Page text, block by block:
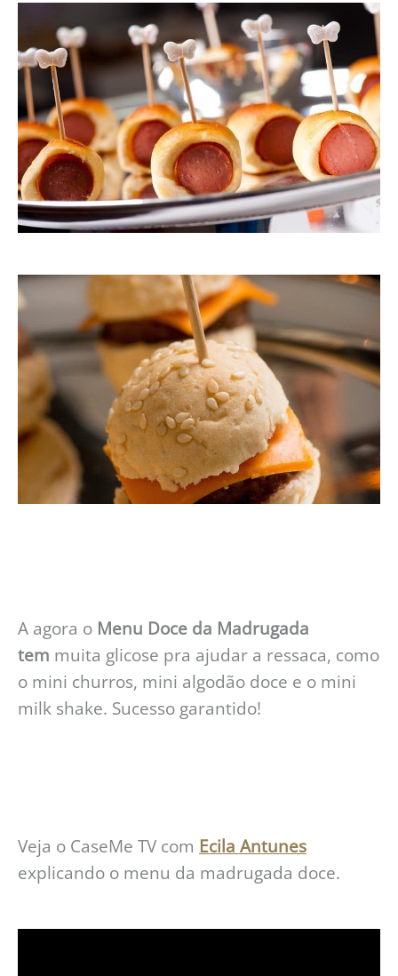
A agora o Menu Doce da Madrugada
tem muita glicose pra ajudar a ressaca, como
o mini churros, mini algodão doce e o mini
milk shake. Sucesso garantido!
Veja o CaseMe TV com Ecila Antunes
explicando o menu da madrugada doce.